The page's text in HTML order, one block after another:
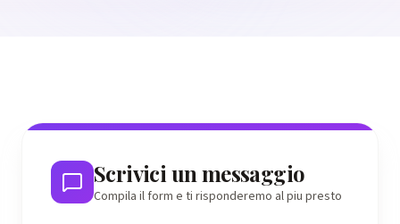
Scrivici un messaggio
Compila il form e ti risponderemo al piu presto